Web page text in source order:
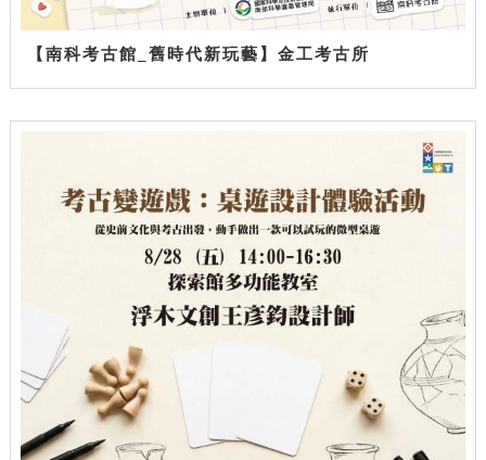
【南科考古館_舊時代新玩藝】金工考古所